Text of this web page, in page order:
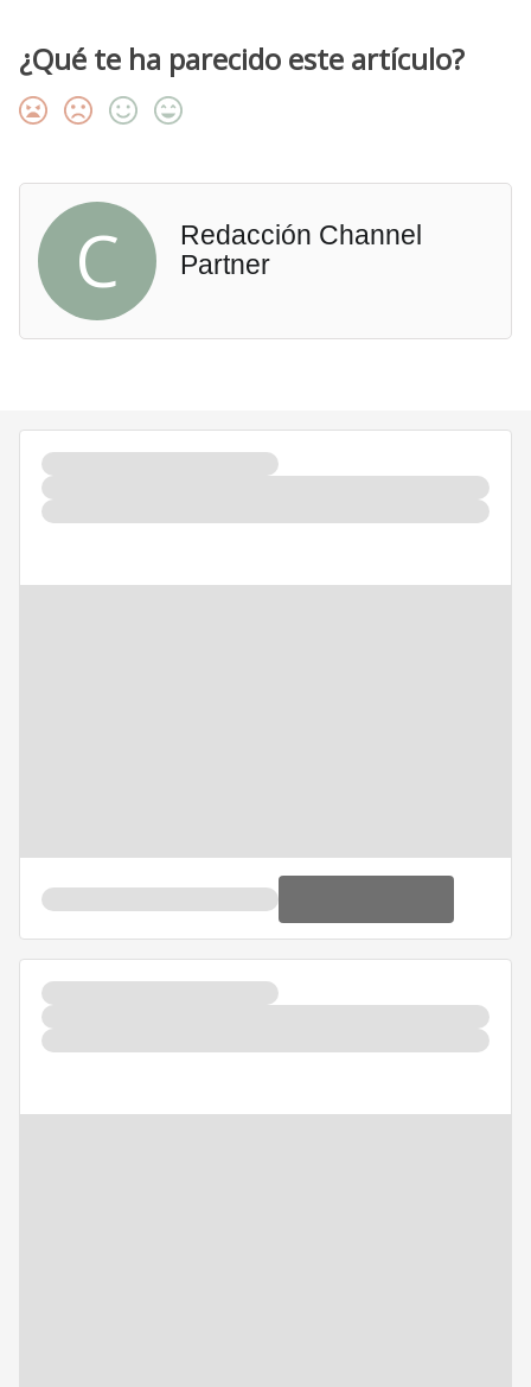
¿Qué te ha parecido este artículo?
C
Redacción Channel
Partner